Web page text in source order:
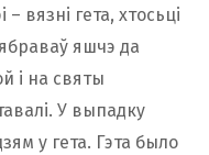
вязні гета, хтосьці
яшчэ да
і на святы
У выпадку
у гета. Гэта было